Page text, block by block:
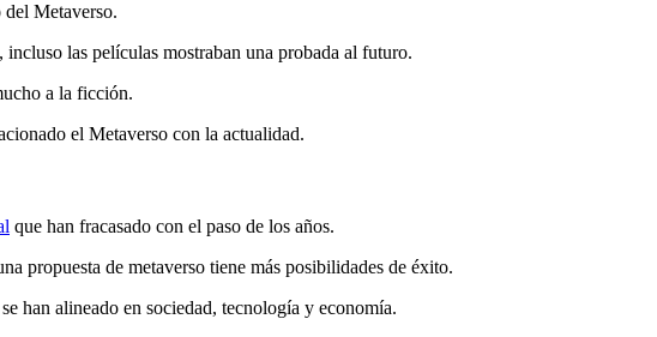
del Metaverso.
las películas mostraban una probada al futuro.
a la ficción.
el Metaverso con la actualidad.
que han fracasado con el paso de los años.
propuesta de metaverso tiene más posibilidades de éxito.
han alineado en sociedad, tecnología y economía.